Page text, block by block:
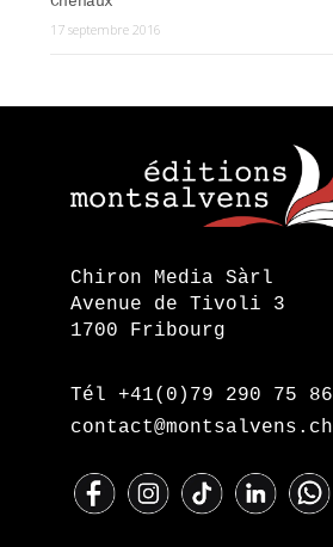
17 septembre 2016
Chiron Media Sàrl
Avenue de Tivoli 3
1700 Fribourg
Tél +41(0)79 290 75 86
contact@montsalvens.ch